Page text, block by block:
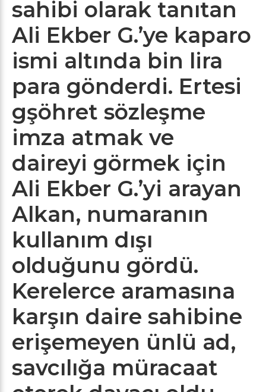
sahibi olarak tanıtan
Ali Ekber G.’ye kaparo
ismi altında bin lira
para gönderdi. Ertesi
gşöhret sözleşme
imza atmak ve
daireyi görmek için
Ali Ekber G.’yi arayan
Alkan, numaranın
kullanım dışı
olduğunu gördü.
Kerelerce aramasına
karşın daire sahibine
erişemeyen ünlü ad,
savcılığa müracaat